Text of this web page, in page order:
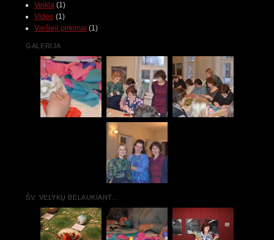
Veikla(1)
Video (1)
Viešieji pirkimai (1)
GALERIJA
ŠV. VELYKŲ BELAUKIANT...